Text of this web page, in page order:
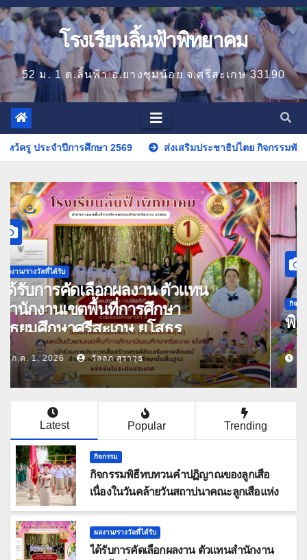
โรงเรียนลิ้นฟ้าพิทยาคม
52 ม. 1 ต.ลิ้นฟ้า อ.ยางชุมน้อย จ.ศรีสะเกษ 33190
ส่งเสริมประชาธิปไตย กิจกรรมพัฒนางานสภานักเรียน ประจำปีกา
กิจกรรม
กิจกรรมพิธีทบทวนคำปฏิญาณของลูก
เสือ เนื่องในวันคล้ายวันสถาปนาคณะลูก
เสือแห่งชาติ ประจำปี 2569
ก.ค. 1, 2026 วัลลภ สุราวุธ
Latest Popular Trending
กิจกรรม
กิจกรรมพิธีทบทวนคำปฏิญาณของลูกเสือ
เนื่องในวันคล้ายวันสถาปนาคณะลูกเสือแห่ง
ชาติ ประจำปี 2569
ผลงาน/รางวัลที่ได้รับ
ได้รับการคัดเลือกผลงาน ตัวแทนสำนักงาน